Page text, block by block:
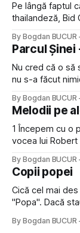
Pe lângă faptul
thailandeză, Bid
lăsat rece la
By Bogdan BUCUR
Parcul Șinei
Nu cred că o să
nu s-a făcut
timp pui și latră
avut, în schimb,
By Bogdan BUCUR
Melodii pe
1 Începem cu o
vocea lui Robert
a dovedit că
By Bogdan BUCUR
Copii popei
Cică cel mai
"Popa". Dacă
Dexonline
By Bogdan BUCUR